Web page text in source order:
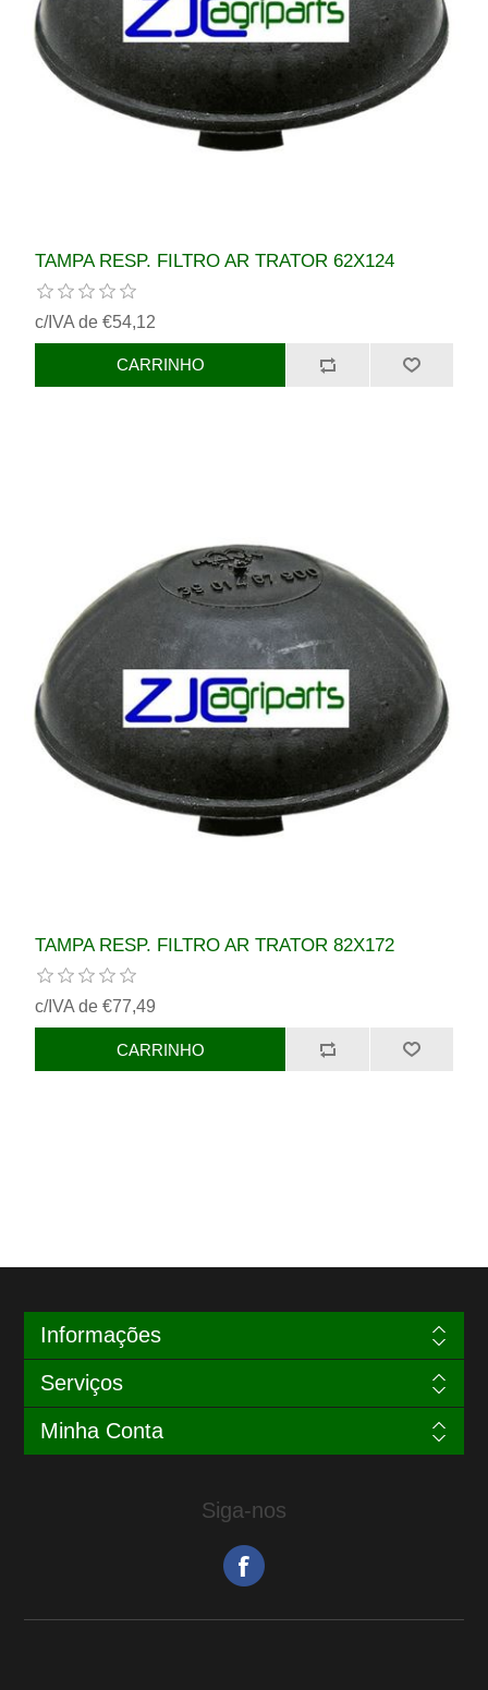
TAMPA RESP. FILTRO AR TRATOR 62X124
c/IVA de €54,12
TAMPA RESP. FILTRO AR TRATOR 82X172
c/IVA de €77,49
Informações
Serviços
Minha Conta
Siga-nos